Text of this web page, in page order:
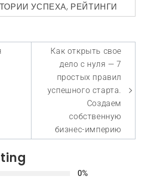
УСПЕХА, РЕЙТИНГИ
Как открыть свое
дело с нуля — 7
простых правил
успешного старта.
Создаем
собственную
бизнес-империю
0%